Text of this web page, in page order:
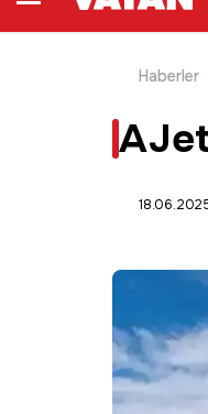
Haberler